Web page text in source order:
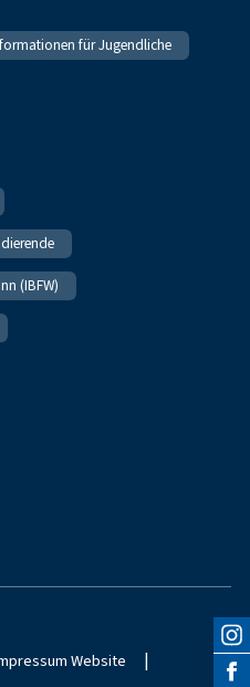
für Jugendliche
(IBFW)
Website |